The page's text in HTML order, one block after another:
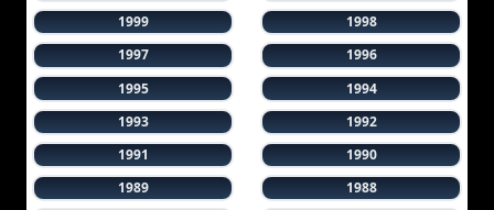
1999
1998
1997
1996
1995
1994
1993
1992
1991
1990
1989
1988